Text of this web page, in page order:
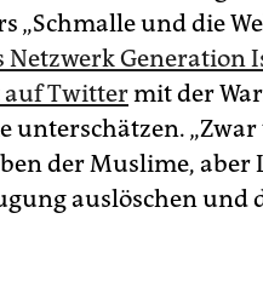
„Schmalle und die
Netzwerk Generation
Twittermit der
unterschätzen.
der Muslime, aber
auslöschen und